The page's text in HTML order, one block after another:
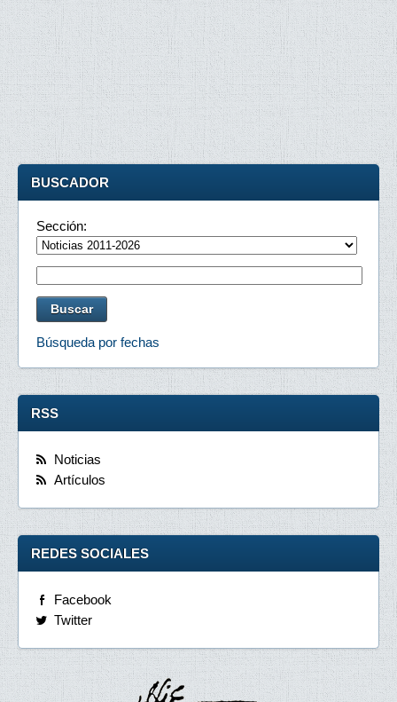
BUSCADOR
Sección:
Búsqueda por fechas
RSS
Noticias
Artículos
REDES SOCIALES
Facebook
Twitter